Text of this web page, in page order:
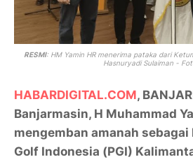
RESMI: HM Yamin HR menerima pataka dari
Hasnuryadi Sulaiman -
HABARDIGITAL.COM,
Banjarmasin, H Muhammad
mengemban amanah sebagai
Golf Indonesia (PGI)